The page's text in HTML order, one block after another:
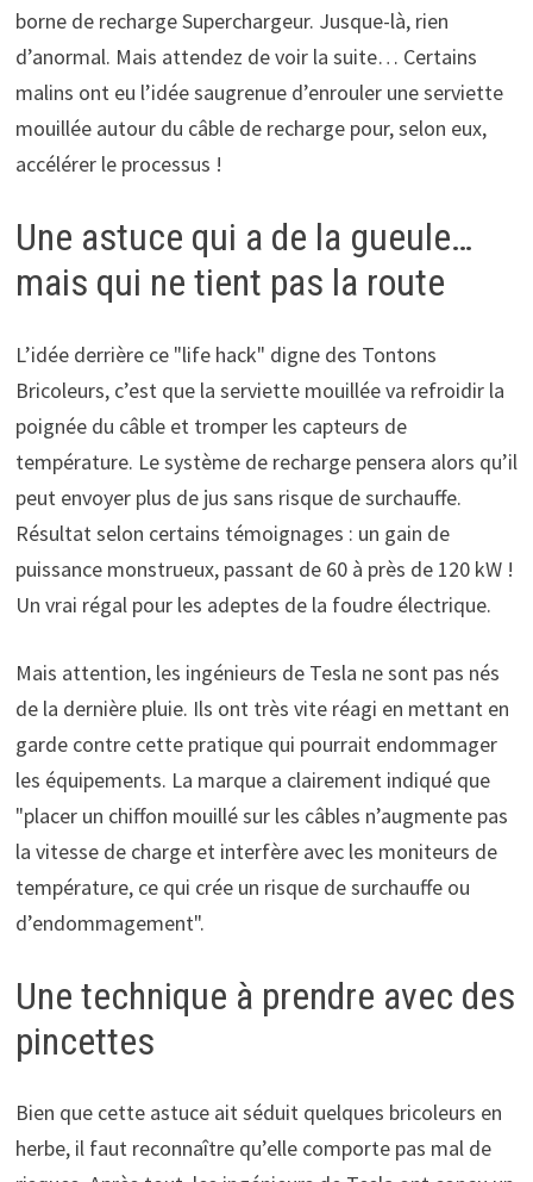
borne de recharge Superchargeur. Jusque-là, rien
d’anormal. Mais attendez de voir la suite… Certains
malins ont eu l’idée saugrenue d’enrouler une serviette
mouillée autour du câble de recharge pour, selon eux,
accélérer le processus !
Une astuce qui a de la gueule…
mais qui ne tient pas la route
L’idée derrière ce "life hack" digne des Tontons
Bricoleurs, c’est que la serviette mouillée va refroidir la
poignée du câble et tromper les capteurs de
température. Le système de recharge pensera alors qu’il
peut envoyer plus de jus sans risque de surchauffe.
Résultat selon certains témoignages : un gain de
puissance monstrueux, passant de 60 à près de 120 kW !
Un vrai régal pour les adeptes de la foudre électrique.
Mais attention, les ingénieurs de Tesla ne sont pas nés
de la dernière pluie. Ils ont très vite réagi en mettant en
garde contre cette pratique qui pourrait endommager
les équipements. La marque a clairement indiqué que
"placer un chiffon mouillé sur les câbles n’augmente pas
la vitesse de charge et interfère avec les moniteurs de
température, ce qui crée un risque de surchauffe ou
d’endommagement".
Une technique à prendre avec des
pincettes
Bien que cette astuce ait séduit quelques bricoleurs en
herbe, il faut reconnaître qu’elle comporte pas mal de